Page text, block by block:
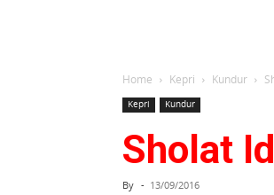
Home Kepri Kundur
Kepri Kundur
Sholat
By - 13/09/2016